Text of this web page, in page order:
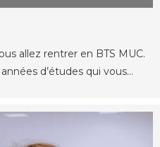
allez rentrer en BTS MUC.
d’études qui vous...